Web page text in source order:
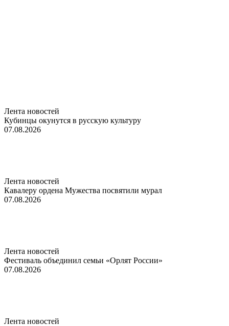
Лента новостей
Кубинцы окунутся в русскую культуру
07.08.2026
Лента новостей
Кавалеру ордена Мужества посвятили мурал
07.08.2026
Лента новостей
Фестиваль объединил семьи «Орлят России»
07.08.2026
Лента новостей